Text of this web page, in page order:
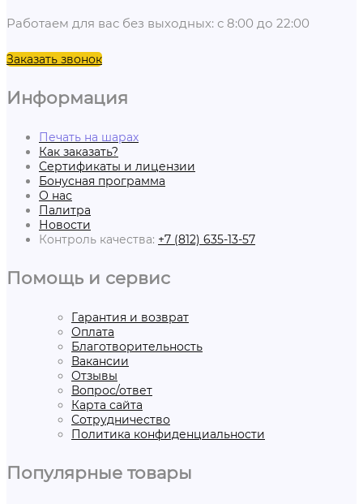
Работаем для вас без выходных: с 8:00 до 22:00
Заказать звонок
Информация
Печать на шарах
Как заказать?
Сертификаты и лицензии
Бонусная программа
О нас
Палитра
Новости
Контроль качества: +7 (812) 635-13-57
Помощь и сервис
Гарантия и возврат
Оплата
Благотворительность
Вакансии
Отзывы
Вопрос/ответ
Карта сайта
Сотрудничество
Политика конфиденциальности
Популярные товары